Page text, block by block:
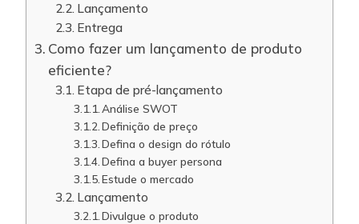
Lançamento
Entrega
Como fazer um lançamento de produto
eficiente?
Etapa de pré-lançamento
Análise SWOT
Definição de preço
Defina o design do rótulo
Defina a buyer persona
Estude o mercado
Lançamento
Divulgue o produto